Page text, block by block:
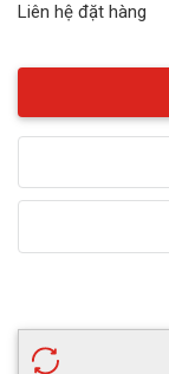
Liên hệ đặt hàng